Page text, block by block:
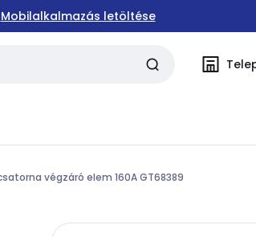
Mobilalkalmazás letöltése
végzáró elem 160A GT68389